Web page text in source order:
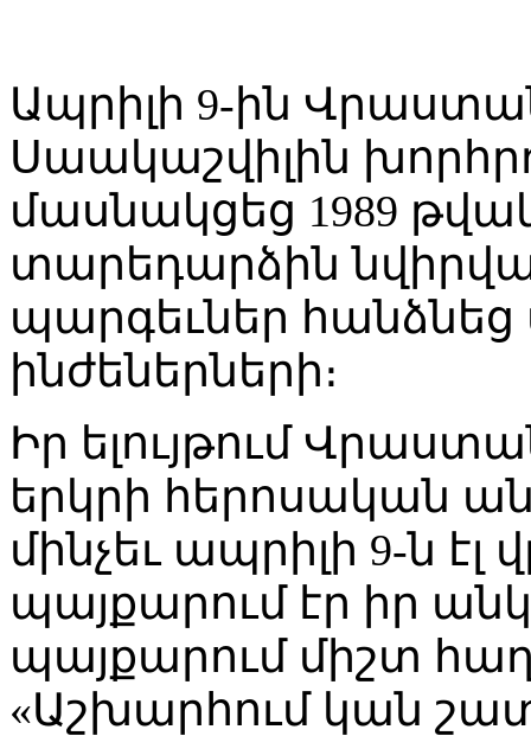
Ապրիլի 9-ին
Սաակաշվիլին
մասնակցեց 1989
տարեդարձին
պարգեւներ
ինժեներների։
Իր ելույթում
երկրի հերոսական
մինչեւ ապրիլի 9-ն էլ
պայքարում էր իր
պայքարում միշտ
«Աշխարհում կան